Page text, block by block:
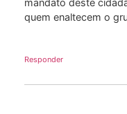
mandato deste
quem enaltecem o
Responder